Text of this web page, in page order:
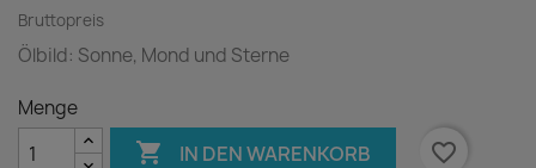
Bruttopreis
Ölbild: Sonne, Mond und Sterne
Menge
 IN DEN WARENKORB
favorite_border